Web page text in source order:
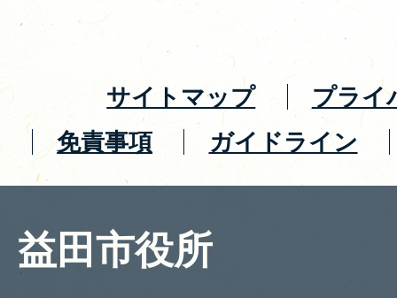
サイトマップ
プライ
免責事項
ガイドライン
益田市役所